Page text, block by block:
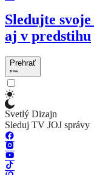
Sledujte
aj v predstihu
Prehrať
Svetlý Dizajn
Sleduj TV JOJ správy